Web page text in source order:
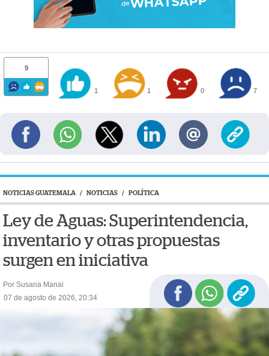
9
1 1 0 7
NOTICIAS GUATEMALA / NOTICIAS / POLÍTICA
Ley de Aguas: Superintendencia,
inventario y otras propuestas
surgen en iniciativa
Por Susana Manai
07 de agosto de 2026, 20:34